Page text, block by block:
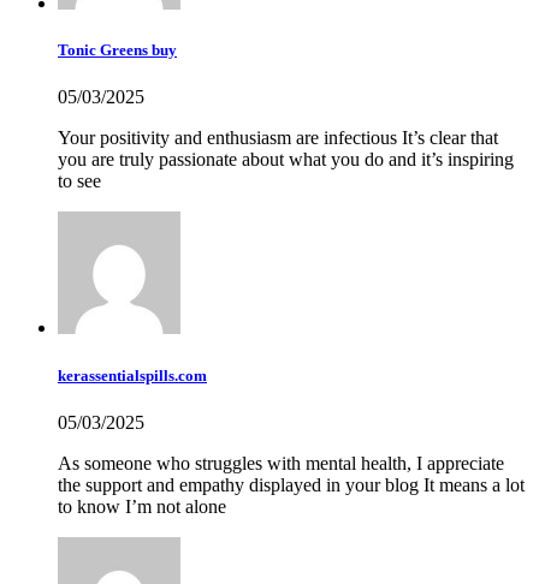
Tonic Greens buy
05/03/2025
Your positivity and enthusiasm are infectious It’s clear that
you are truly passionate about what you do and it’s inspiring
to see
kerassentialspills.com
05/03/2025
As someone who struggles with mental health, I appreciate
the support and empathy displayed in your blog It means a lot
to know I’m not alone